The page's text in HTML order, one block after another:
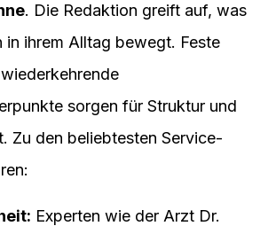
. Die Redaktion greift auf, was
in ihrem Alltag bewegt. Feste
sorgen für Struktur und
Zu den beliebtesten Service-
Experten wie der Arzt Dr.